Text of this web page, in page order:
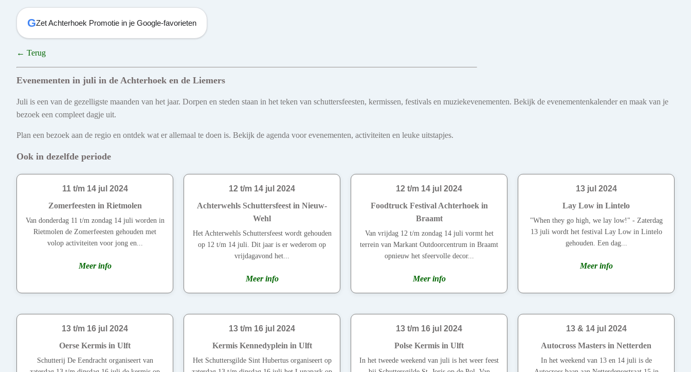
GZet Achterhoek Promotie in je Google-favorieten
← Terug
Evenementen in juli in de Achterhoek en de Liemers
Juli is een van de gezelligste maanden van het jaar. Dorpen en steden staan in het teken van schuttersfeesten, kermissen, festivals en muziekevenementen. Bekijk de evenementenkalender en maak van je
bezoek een compleet dagje uit.
Plan een bezoek aan de regio en ontdek wat er allemaal te doen is. Bekijk de agenda voor evenementen, activiteiten en leuke uitstapjes.
Ook in dezelfde periode
11 t/m 14 jul 2024
Zomerfeesten in Rietmolen
Van donderdag 11 t/m zondag 14 juli worden in
Rietmolen de Zomerfeesten gehouden met
volop activiteiten voor jong en...
Meer info
12 t/m 14 jul 2024
Achterwehls Schuttersfeest in Nieuw-
Wehl
Het Achterwehls Schuttersfeest wordt gehouden
op 12 t/m 14 juli. Dit jaar is er wederom op
vrijdagavond het...
Meer info
12 t/m 14 jul 2024
Foodtruck Festival Achterhoek in
Braamt
Van vrijdag 12 t/m zondag 14 juli vormt het
terrein van Markant Outdoorcentrum in Braamt
opnieuw het sfeervolle decor...
Meer info
13 jul 2024
Lay Low in Lintelo
"When they go high, we lay low!" - Zaterdag
13 juli wordt het festival Lay Low in Lintelo
gehouden. Een dag...
Meer info
13 t/m 16 jul 2024
Oerse Kermis in Ulft
Schutterij De Eendracht organiseert van
13 t/m 16 jul 2024
Kermis Kennedyplein in Ulft
Het Schuttersgilde Sint Hubertus organiseert op
13 t/m 16 jul 2024
Polse Kermis in Ulft
In het tweede weekend van juli is het weer feest
13 & 14 jul 2024
Autocross Masters in Netterden
In het weekend van 13 en 14 juli is de